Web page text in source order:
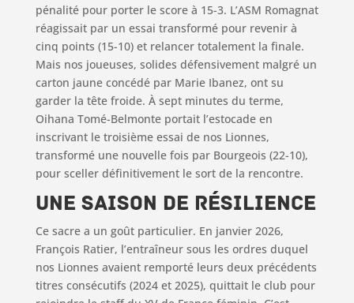
pénalité pour porter le score à 15-3. L’ASM Romagnat
réagissait par un essai transformé pour revenir à
cinq points (15-10) et relancer totalement la finale.
Mais nos joueuses, solides défensivement malgré un
carton jaune concédé par Marie Ibanez, ont su
garder la tête froide. À sept minutes du terme,
Oihana Tomé-Belmonte portait l’estocade en
inscrivant le troisième essai de nos Lionnes,
transformé une nouvelle fois par Bourgeois (22-10),
pour sceller définitivement le sort de la rencontre.
Une saison de résilience
Ce sacre a un goût particulier. En janvier 2026,
François Ratier, l’entraîneur sous les ordres duquel
nos Lionnes avaient remporté leurs deux précédents
titres consécutifs (2024 et 2025), quittait le club pour